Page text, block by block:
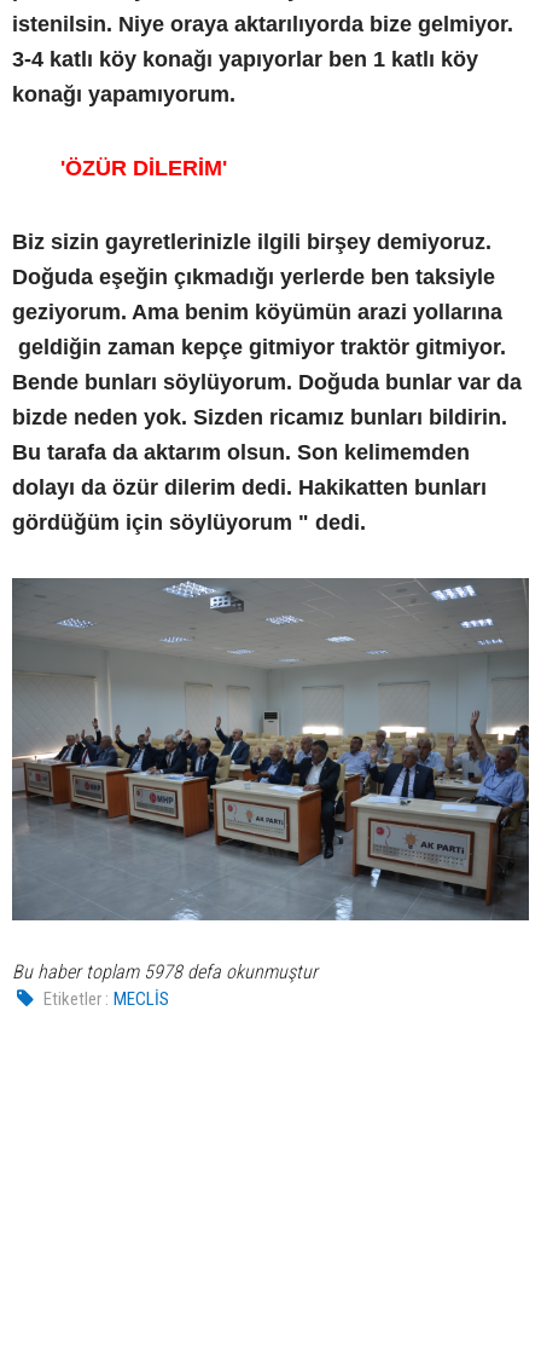
istenilsin. Niye oraya aktarılıyorda bize gelmiyor.
3-4 katlı köy konağı yapıyorlar ben 1 katlı köy
konağı yapamıyorum.
'ÖZÜR DİLERİM'
Biz sizin gayretlerinizle ilgili birşey demiyoruz.
Doğuda eşeğin çıkmadığı yerlerde ben taksiyle
geziyorum. Ama benim köyümün arazi yollarına
geldiğin zaman kepçe gitmiyor traktör gitmiyor.
Bende bunları söylüyorum. Doğuda bunlar var da
bizde neden yok. Sizden ricamız bunları bildirin.
Bu tarafa da aktarım olsun. Son kelimemden
dolayı da özür dilerim dedi. Hakikatten bunları
gördüğüm için söylüyorum " dedi.
Bu haber toplam 5978 defa okunmuştur
Etiketler : MECLİS